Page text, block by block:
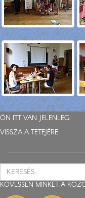
ÖN ITT VAN JELENLEG:
VISSZA A TETEJÉRE
KÖVESSEN MINKET A